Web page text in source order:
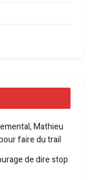
Mathieu
faire du trail
de dire stop